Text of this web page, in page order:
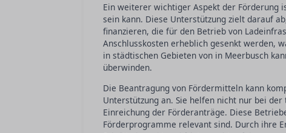
Ein weiterer wichtiger Aspekt der Förderung
sein kann. Diese Unterstützung zielt darauf
finanzieren, die für den Betrieb von
Anschlusskosten erheblich gesenkt werden,
in städtischen Gebieten von in Meerbusch
überwinden.
Die Beantragung von Fördermitteln kann
Unterstützung an. Sie helfen nicht nur bei
Einreichung der Förderanträge. Diese
Förderprogramme relevant sind. Durch ihre